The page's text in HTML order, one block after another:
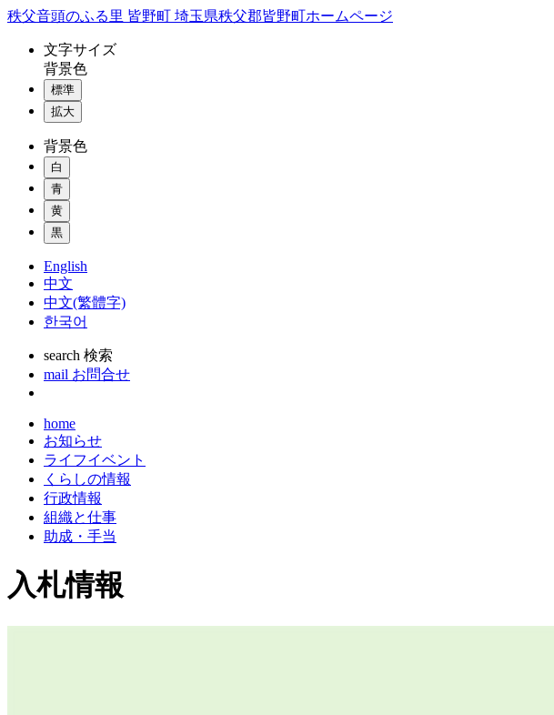
コ
秩父音頭のふる里 皆野町 埼玉県秩父郡皆野町ホームページ
文字サイズ
背景色
標準
拡大
背景色
白
青
黄
黒
English
中文
中文(繁體字)
한국어
search 検索
mail お問合せ
home
お知らせ
ライフイベント
くらしの情報
行政情報
組織と仕事
助成・手当
入札情報